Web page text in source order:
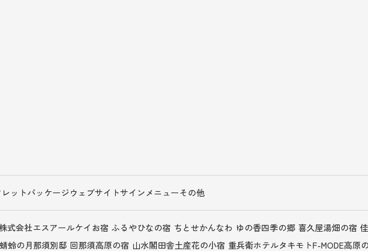
ットパッケージウェブサイトサインメニューその他
式会社エスアールケイ お宿 ふるやひなの宿 ちとせかんなわ ゆの香四季の郷 喜久屋湯畑の宿
蛉の月那須別邸 回那須高原の宿 山水閣田舎土産花の小宿 重兵衛ホテルタキモトF-MODE高原